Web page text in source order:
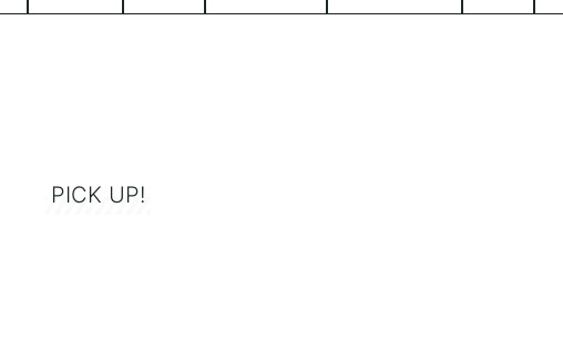
PICK UP!